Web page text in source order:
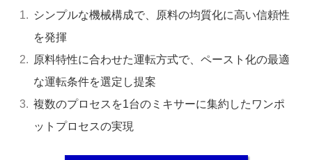
シンプルな機械構成で、原料の均質化に高い信頼性
を発揮
原料特性に合わせた運転方式で、ペースト化の最適
な運転条件を選定し提案
複数のプロセスを1台のミキサーに集約したワンポ
ットプロセスの実現